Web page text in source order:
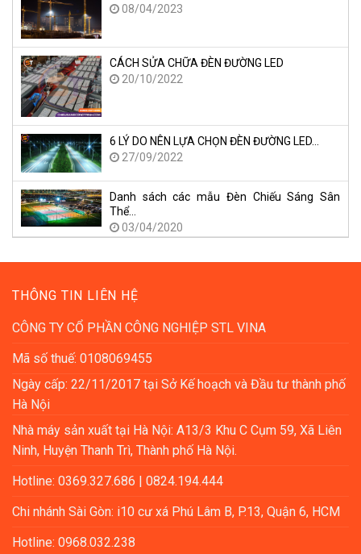
08/04/2023
CÁCH SỬA CHỮA ĐÈN ĐƯỜNG LED
20/10/2022
6 LÝ DO NÊN LỰA CHỌN ĐÈN ĐƯỜNG LED…
27/09/2022
Danh sách các mẫu Đèn Chiếu Sáng Sân
Thể…
03/04/2020
THÔNG TIN LIÊN HỆ
CÔNG TY CỔ PHẦN CÔNG NGHIỆP STL VINA
Mã số thuế: 0108069455
Ngày cấp: 22/11/2017 tại Sở Kế hoạch và Đầu tư thành phố
Hà Nội
Nhà máy sản xuất tại Hà Nội: A13/3 Khu C Cụm 59, Xã Liên
Ninh, Huyện Thanh Trì, Thành phố Hà Nội.
Hotline: 0369.327.686 | 0824.194.444
Chi nhánh Sài Gòn: i10 cư xá Phú Lâm B, P.13, Quận 6, HCM
Hotline: 0968.032.238